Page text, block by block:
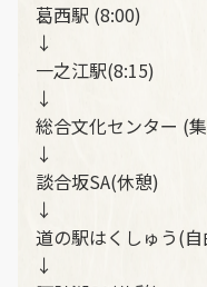
葛西駅 (8:00)
↓
一之江駅(8:15)
↓
総合文化センター (
↓
談合坂SA(休憩)
↓
道の駅はくしゅう(自
↓